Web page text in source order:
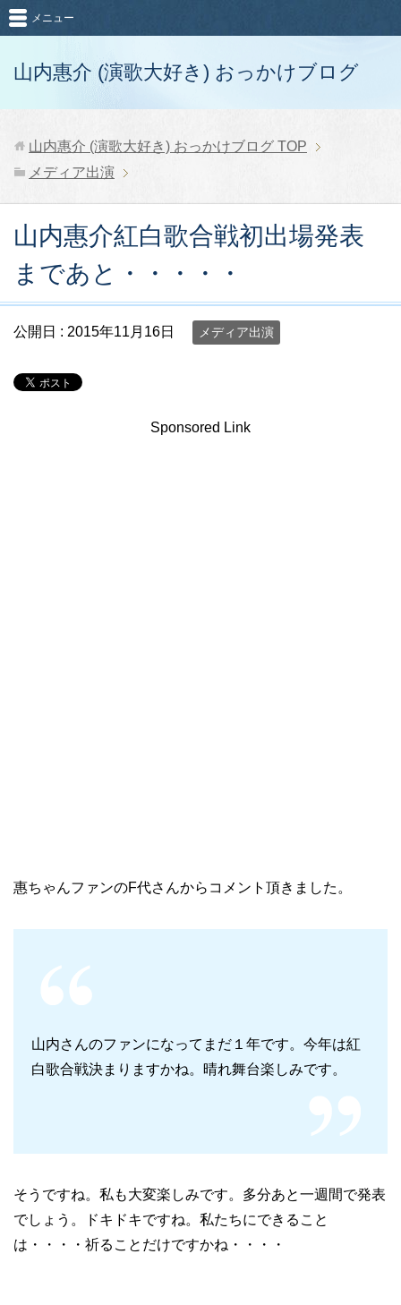
山内惠介 (演歌大好き) おっかけブログ
メニュー
山内惠介 (演歌大好き) おっかけブログ TOP
メディア出演
山内惠介紅白歌合戦初出場発表
まであと・・・・・
公開日 : 2015年11月16日 メディア出演
Sponsored Link
惠ちゃんファンのF代さんからコメント頂きました。
山内さんのファンになってまだ１年です。今年は紅
白歌合戦決まりますかね。晴れ舞台楽しみです。
そうですね。私も大変楽しみです。多分あと一週間で発表
でしょう。ドキドキですね。私たちにできること
は・・・・祈ることだけですかね・・・・